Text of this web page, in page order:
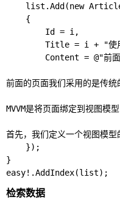
list.Add(new
    {
        Id = i,
Title = i + "使
Content = @"前面
前面的页面我们采用的是传
MVVM是将页面绑定到视图
首先，我们定义一个视图模
    });
}
检索数据